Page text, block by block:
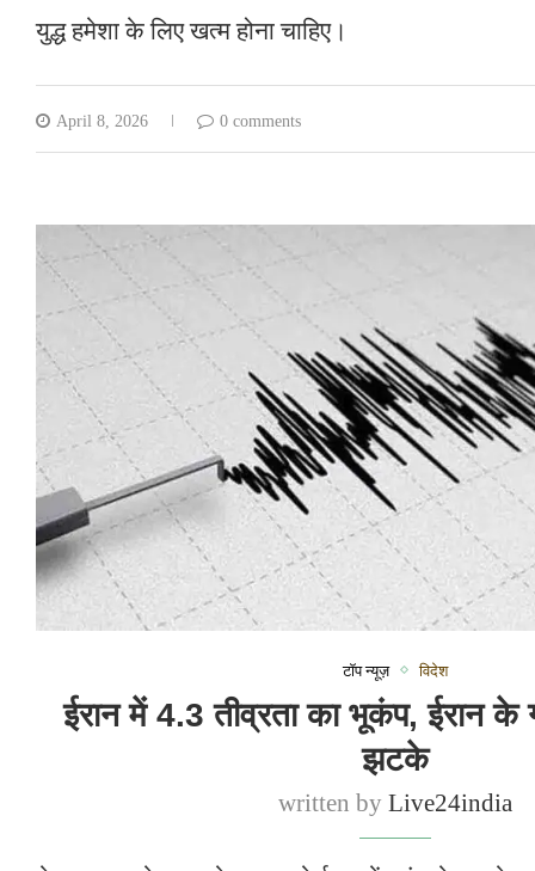
युद्ध हमेशा के लिए खत्म होना चाहिए।
April 8, 2026 0 comments
टॉप न्यूज़ विदेश
ईरान में 4.3 तीव्रता का भूकंप, ईरान
झटके
written byLive24india